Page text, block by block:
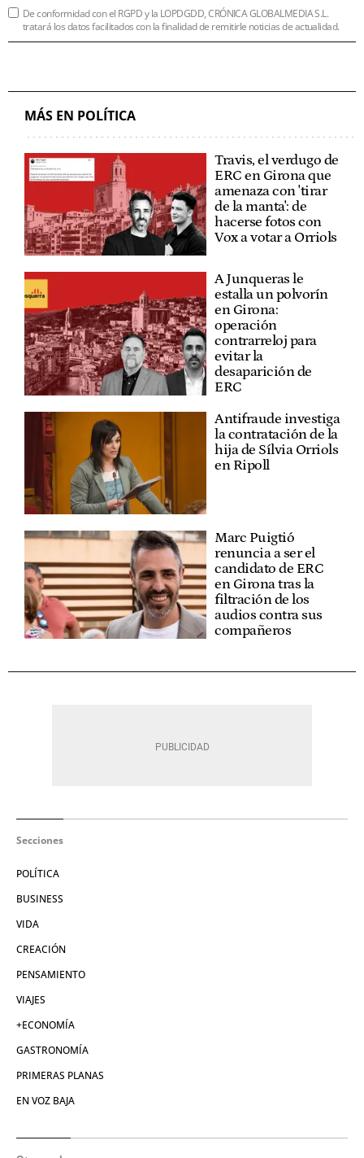
De conformidad con el RGPD y la LOPDGDD, CRÓNICA GLOBALMEDIA S.L.
tratará los datos facilitados con la finalidad de remitirle noticias de actualidad.
MÁS EN POLÍTICA
Travis, el verdugo de
ERC en Girona que
amenaza con 'tirar
de la manta': de
hacerse fotos con
Vox a votar a Orriols
A Junqueras le
estalla un polvorín
en Girona:
operación
contrarreloj para
evitar la
desaparición de
ERC
Antifraude investiga
la contratación de la
hija de Sílvia Orriols
en Ripoll
Marc Puigtió
renuncia a ser el
candidato de ERC
en Girona tras la
filtración de los
audios contra sus
compañeros
Secciones
POLÍTICA
BUSINESS
VIDA
CREACIÓN
PENSAMIENTO
VIAJES
+ECONOMÍA
GASTRONOMÍA
PRIMERAS PLANAS
EN VOZ BAJA